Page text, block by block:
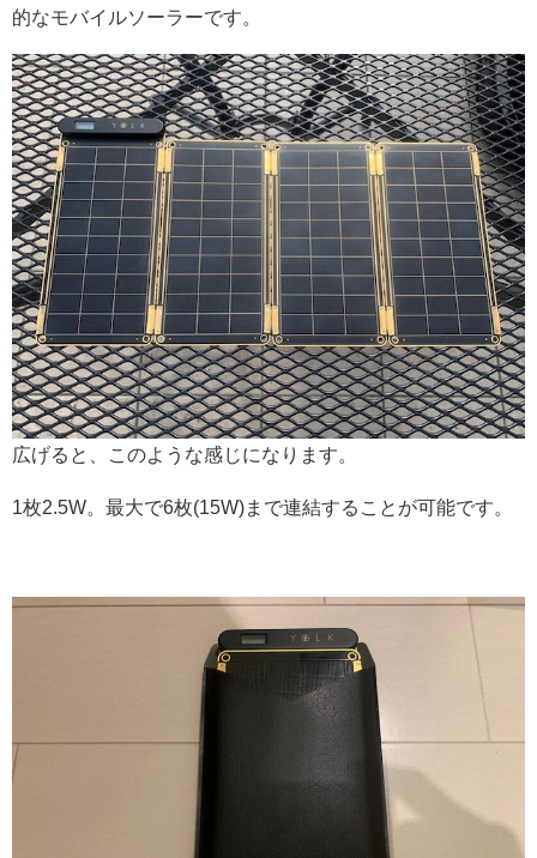
的なモバイルソーラーです。
広げると、このような感じになります。
1枚2.5W。最大で6枚(15W)まで連結することが可能です。